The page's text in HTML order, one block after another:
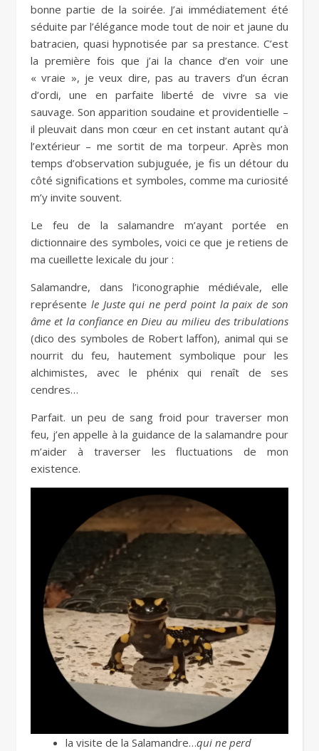
bonne partie de la soirée. J’ai immédiatement été
séduite par l’élégance mode tout de noir et jaune du
batracien, quasi hypnotisée par sa prestance. C’est
la première fois que j’ai la chance d’en voir une
« vraie », je veux dire, pas au travers d’un écran
d’ordi, une en parfaite liberté de vivre sa vie
sauvage. Son apparition soudaine et providentielle –
il pleuvait dans mon cœur en cet instant autant qu’à
l’extérieur – me sortit de ma torpeur. Après mon
temps d’observation subjuguée, je fis un détour du
côté significations et symboles, comme ma curiosité
m’y invite souvent.
Le feu de la salamandre m’ayant portée en
dictionnaire des symboles, voici ce que je retiens de
ma cueillette lexicale du jour :
Salamandre, dans l’iconographie médiévale, elle
représente le Juste qui ne perd point la paix de son
âme et la confiance en Dieu au milieu des tribulations
(dico des symboles de Robert laffon), animal qui se
nourrit du feu, hautement symbolique pour les
alchimistes, avec le phénix qui renaît de ses
cendres…
Parfait. un peu de sang froid pour traverser mon
feu, j’en appelle à la guidance de la salamandre pour
m’aider à traverser les fluctuations de mon
existence.
la visite de la Salamandre…qui ne perd